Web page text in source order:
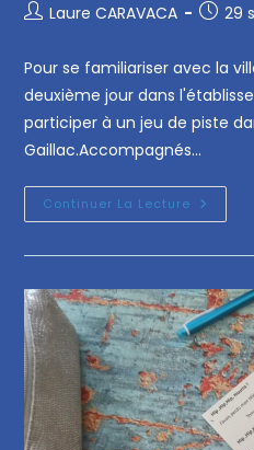
Laure CARAVACA 29
Pour se familiariser avec la
deuxième jour dans
participer à un jeu de piste
Gaillac.Accompagnés…
Continuer La Lecture